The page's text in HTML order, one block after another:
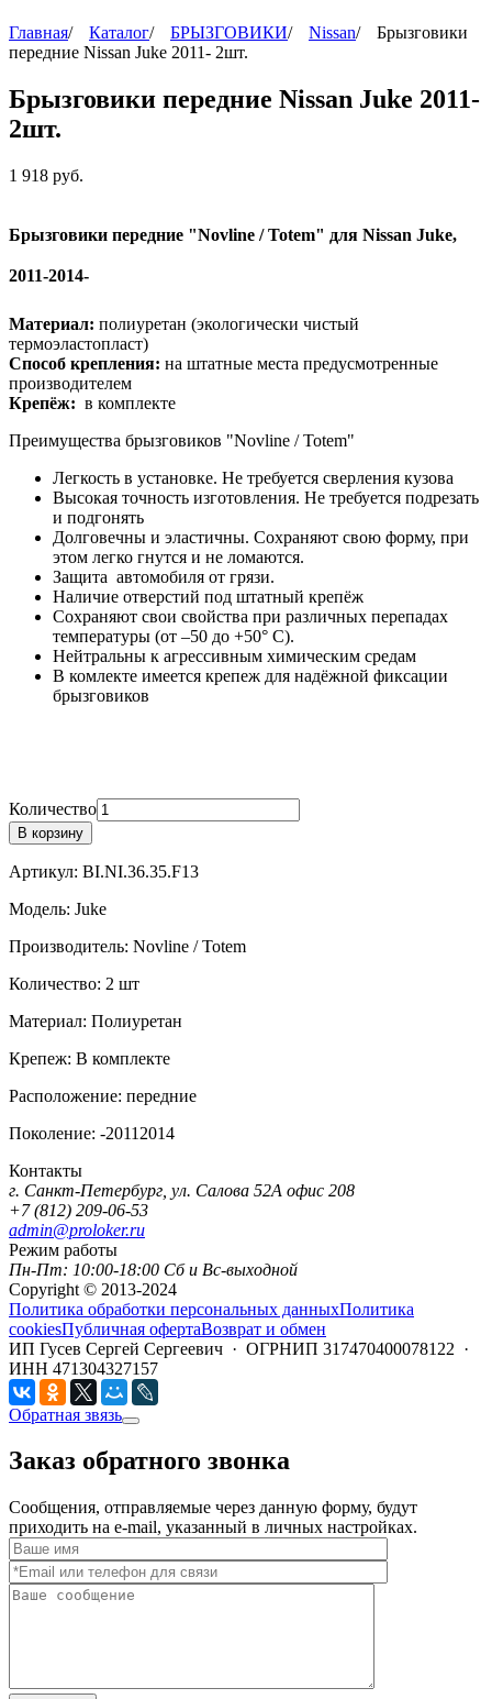
Главная/ Каталог/ БРЫЗГОВИКИ/ Nissan/
Брызговики
передние Nissan Juke 2011- 2шт.
Брызговики передние Nissan Juke 2011-
2шт.
1 918 руб.
Брызговики передние "Novline / Totem" для Nissan Juke,
2011-2014-
Материал: полиуретан (экологически чистый
термоэластопласт)
Способ крепления: на штатные места предусмотренные
производителем
Крепёж: в комплекте
Преимущества брызговиков "Novline / Totem"
Легкость в установке. Не требуется сверления кузова
Высокая точность изготовления. Не требуется подрезать
и подгонять
Долговечны и эластичны. Сохраняют свою форму, при
этом легко гнутся и не ломаются.
Защита автомобиля от грязи.
Наличие отверстий под штатный крепёж
Сохраняют свои свойства при различных перепадах
температуры (от –50 до +50° С).
Нейтральны к агрессивным химическим средам
В комлекте имеется крепеж для надёжной фиксации
брызговиков
Количество
В корзину
Артикул: BI.NI.36.35.F13
Модель: Juke
Производитель: Novline / Totem
Количество: 2 шт
Материал: Полиуретан
Крепеж: В комплекте
Расположение: передние
Поколение: -20112014
Контакты
г. Санкт-Петербург, ул. Салова 52А офис 208
+7 (812) 209-06-53
admin@proloker.ru
Режим работы
Пн-Пт: 10:00-18:00 Сб и Вс-выходной
Copyright © 2013-2024
Политика обработки персональных данныхПолитика
cookiesПубличная офертаВозврат и обмен
ИП Гусев Сергей Сергеевич · ОГРНИП 317470400078122 ·
ИНН 471304327157
Обратная звязь
Заказ обратного звонка
Сообщения, отправляемые через данную форму, будут
приходить на e-mail, указанный в личных настройках.